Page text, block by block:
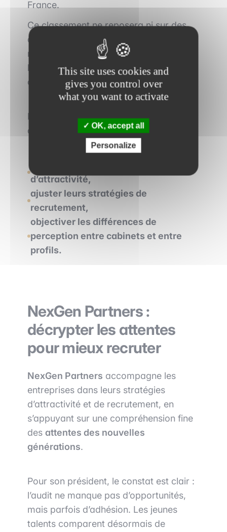
France.
Ce classement ne reposera ni sur des
données financières ni sur la notoriété,
mais sur la perception des étudiants et
leur intention réelle de rejoindre un
cabinet.
L’objectif est de fournir un outil concret
aux acteurs du secteur pour :
d’attractivité,
ajuster leurs stratégies de
recrutement,
objectiver les différences de
perception entre cabinets et entre
profils.
NexGen Partners :
décrypter les attentes
pour mieux recruter
NexGen Partners accompagne les
entreprises dans leurs stratégies
d’attractivité et de recrutement, en
s’appuyant sur une compréhension fine
des attentes des nouvelles
générations.
Pour son président, le constat est clair :
l’audit ne manque pas d’opportunités,
mais parfois d’adhésion. Les jeunes
talents comparent désormais de
This site uses cookies and
gives you control over
what you want to activate
OK, accept all
Personalize